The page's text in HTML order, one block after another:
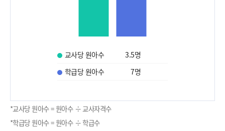
교사당 원아수 3.5명
학급당 원아수
7명
*교사당 원아수 = 원아수 ÷ 교사자격수
*학급당 원아수 = 원아수 ÷ 학급수